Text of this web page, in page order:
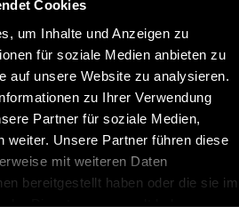
Cookies
um Inhalte und Anzeigen zu
für soziale Medien anbieten zu
auf unsere Website zu analysieren.
zu Ihrer Verwendung
Partner für soziale Medien,
weiter. Unsere Partner führen diese
mit weiteren Daten
bereitgestellt haben oder die sie im
fördern. Ein solches
und
dienen und
in dem Erfahrungen
können. Frauen werden
akademische Titel
der Hochschule, die Anzahl
des weiblichen
Sie werden hier